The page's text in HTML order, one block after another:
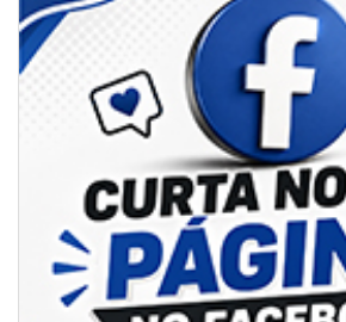
07/08/2026 | 07:00
Prefeitura de Itapema segue com
produtores culturais